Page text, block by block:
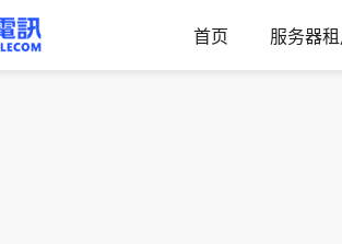
首页 服务器